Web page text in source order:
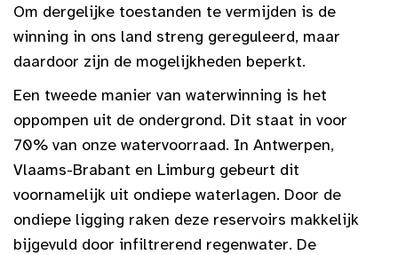
Om dergelijke toestanden te vermijden is de
winning in ons land streng gereguleerd, maar
daardoor zijn de mogelijkheden beperkt.
Een tweede manier van waterwinning is het
oppompen uit de ondergrond. Dit staat in voor
70% van onze watervoorraad. In Antwerpen,
Vlaams-Brabant en Limburg gebeurt dit
voornamelijk uit ondiepe waterlagen. Door de
ondiepe ligging raken deze reservoirs makkelijk
bijgevuld door infiltrerend regenwater. De